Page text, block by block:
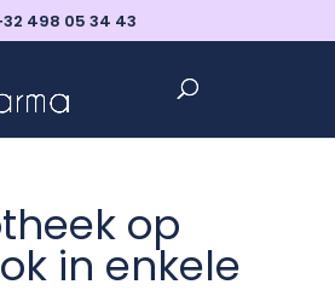
498 05 34 43
op
in enkele